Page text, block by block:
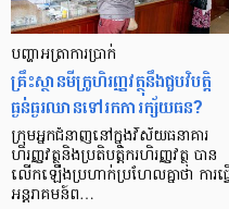
បញ្ហា​អត្រា​ការប្រាក់
គ្រឹះស្ថាន​មីក្រូ​ហិរញ្ញវត្ថុ​នឹង​ជួប​វិបត្តិ​
ធ្ងន់ធ្ងរ​ឈាន​ទៅ​រក​ការ​ក្ស័យធន?
ក្រុម​អ្នក​ជំនាញ​នៅ​ក្នុង​វិស័យ​ធនាគារ
ហិរញ្ញវត្ថុ​និង​ប្រតិបត្តិករ​ហិរញ្ញ​វត្ថុ បាន​​
លើក​ឡើង​ប្រហាក់​ប្រហែល​គ្នា​ថា ការ​ធ្វ
អន្តរាគមន៍​ព…